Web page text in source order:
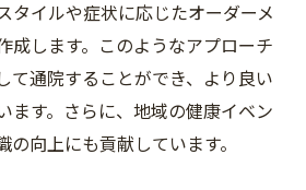
タイルや症状に応じたオーダーメ
成します。このようなアプローチ
て通院することができ、より良い
ます。さらに、地域の健康イベン
の向上にも貢献しています。